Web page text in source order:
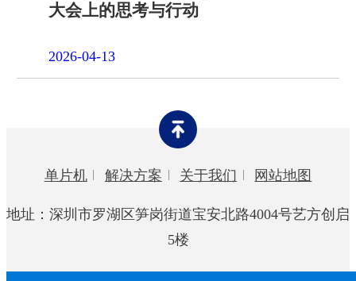
大会上的思考与行动
2026-04-13
单片机 解决方案 关于我们 网站地图
地址：深圳市罗湖区笋岗街道宝安北路4004号艺方创启
5楼